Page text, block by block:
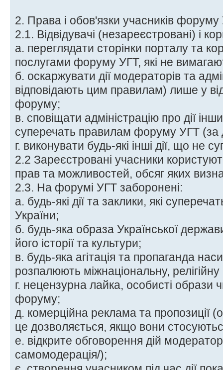
2. Права і обов'язки учасників
2.1. Відвідувачі (незареєстровані) і
а. переглядати сторінки порталу та
послугами форуму УГТ, які не
б. оскаржувати дії модераторів та
відповідають цим правилам) лише у
форуму;
в. сповіщати адміністрацію про дії
суперечать правилам форуму УГТ (за
г. виконувати будь-які інші дії, що не
2.2 Зареєстровані учасники
прав та можливостей, обсяг яких
2.3. На форумі УГТ заборонені:
а. будь-які дії та заклики, які
України;
б. будь-яка образа Української
його історії та культури;
в. будь-яка агітація та пропаганда
розпалюють міжнаціональну,
г. нецензурна лайка, особисті образи
форуму;
д. комерційна реклама та пропозиції
це дозволяється, якщо вони
е. відкрите обговорення дій
самомодерація/);